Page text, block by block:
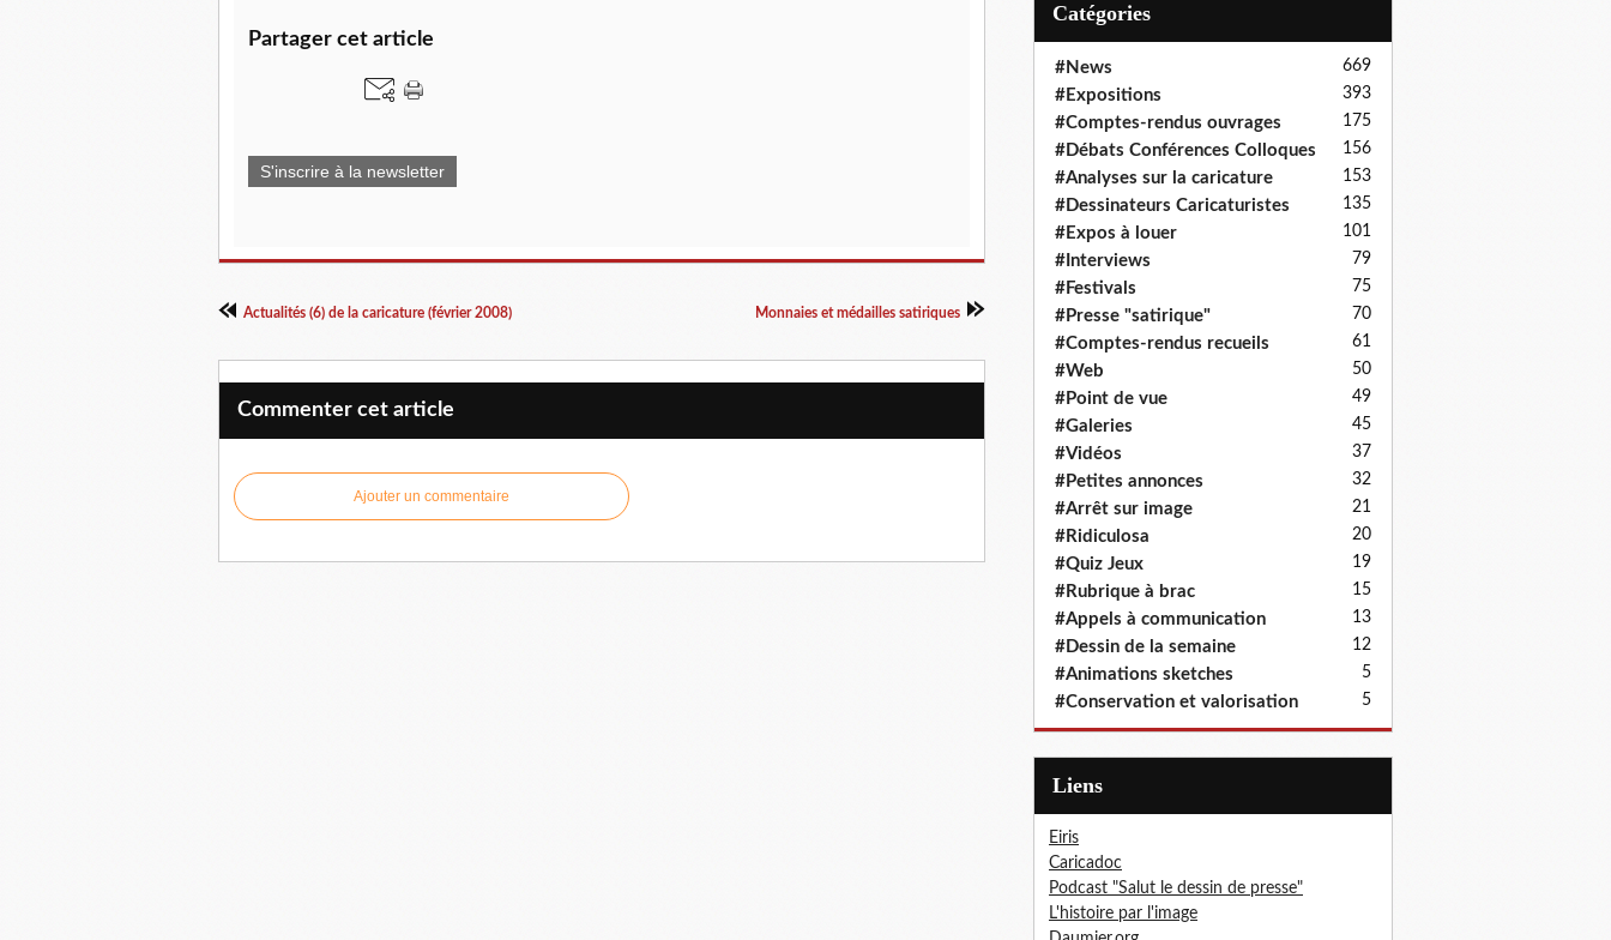
Partager cet article
S'inscrire à la newsletter
Actualités (6) de la caricature (février 2008) Monnaies et médailles satiriques
Commenter cet article
Ajouter un commentaire
Catégories
#News 669
#Expositions 393
#Comptes-rendus ouvrages 175
#Débats Conférences Colloques 156
#Analyses sur la caricature 153
#Dessinateurs Caricaturistes 135
#Expos à louer 101
#Interviews 79
#Festivals 75
#Presse "satirique" 70
#Comptes-rendus recueils 61
#Web 50
#Point de vue 49
#Galeries 45
#Vidéos 37
#Petites annonces 32
#Arrêt sur image 21
#Ridiculosa 20
#Quiz Jeux 19
#Rubrique à brac 15
#Appels à communication 13
#Dessin de la semaine 12
#Animations sketches 5
#Conservation et valorisation 5
Liens
Eiris
Caricadoc
Podcast "Salut le dessin de presse"
L'histoire par l'image